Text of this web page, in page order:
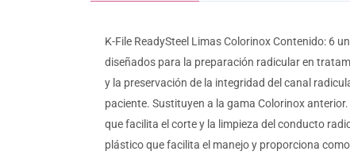
K-File ReadySteel Limas Colorinox Contenido: 6
diseñados para la preparación radicular en
y la preservación de la integridad del canal
paciente. Sustituyen a la gama Colorinox
que facilita el corte y la limpieza del conducto
plástico que facilita el manejo y proporciona